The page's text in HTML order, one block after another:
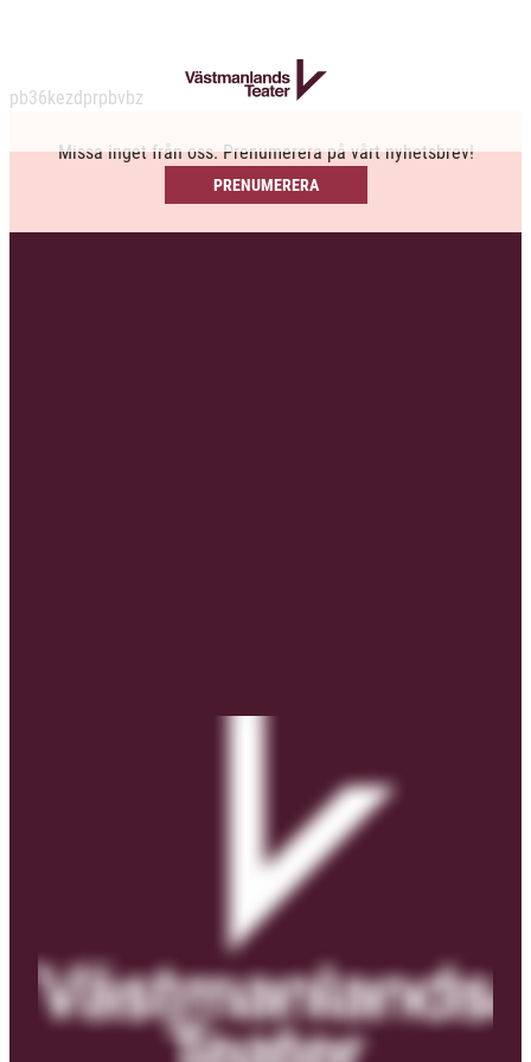
pb36kezdprpbvbz
Missa inget från oss. Prenumerera på vårt nyhetsbrev!
PRENUMERERA